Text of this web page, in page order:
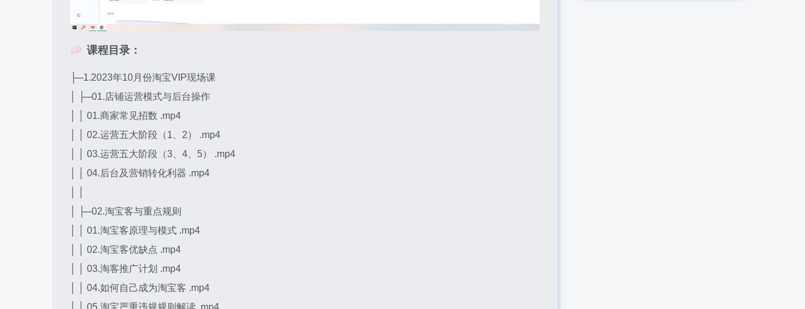
课程目录：
├─1.2023年10月份淘宝VIP现场课
│ ├─01.店铺运营模式与后台操作
│ │ 01.商家常见招数 .mp4
│ │ 02.运营五大阶段（1、2） .mp4
│ │ 03.运营五大阶段（3、4、5） .mp4
│ │ 04.后台及营销转化利器 .mp4
│ ├─02.淘宝客与重点规则
│ │ 01.淘宝客原理与模式 .mp4
│ │ 02.淘宝客优缺点 .mp4
│ │ 03.淘客推广计划 .mp4
│ │ 04.如何自己成为淘宝客 .mp4